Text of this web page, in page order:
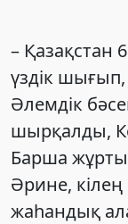
– Қазақстан
үздік
Әлемдік
шырқалды,
Барша
Әрине,
жаһандық